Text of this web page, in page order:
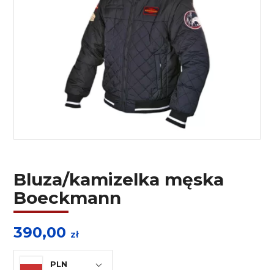
Bluza/kamizelka męska
Boeckmann
390,00 zł
PLN